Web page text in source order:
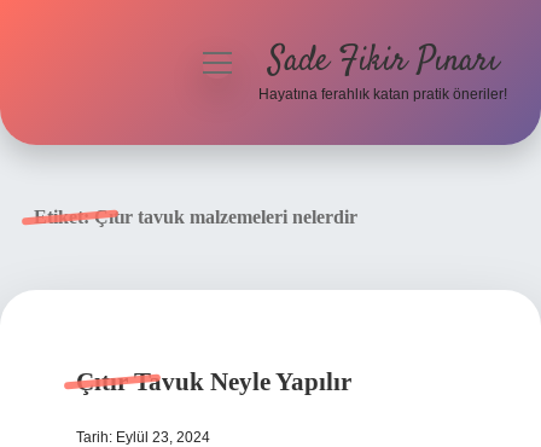
menüyüSade Fikir Pınarı
Hayatına ferahlık katan pratik öneriler!
Etiket:Çıtır tavuk malzemeleri nelerdir
Çıtır Tavuk Neyle Yapılır
Tarih: Eylül 23, 2024